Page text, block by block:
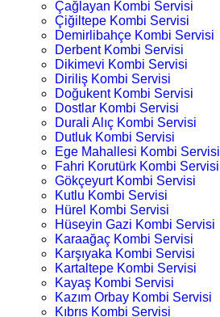
Çağlayan Kombi Servisi
Çiğiltepe Kombi Servisi
Demirlibahçe Kombi Servisi
Derbent Kombi Servisi
Dikimevi Kombi Servisi
Diriliş Kombi Servisi
Doğukent Kombi Servisi
Dostlar Kombi Servisi
Durali Alıç Kombi Servisi
Dutluk Kombi Servisi
Ege Mahallesi Kombi Servisi
Fahri Korutürk Kombi Servisi
Gökçeyurt Kombi Servisi
Kutlu Kombi Servisi
Hürel Kombi Servisi
Hüseyin Gazi Kombi Servisi
Karaağaç Kombi Servisi
Karşıyaka Kombi Servisi
Kartaltepe Kombi Servisi
Kayaş Kombi Servisi
Kazım Orbay Kombi Servisi
Kıbrıs Kombi Servisi